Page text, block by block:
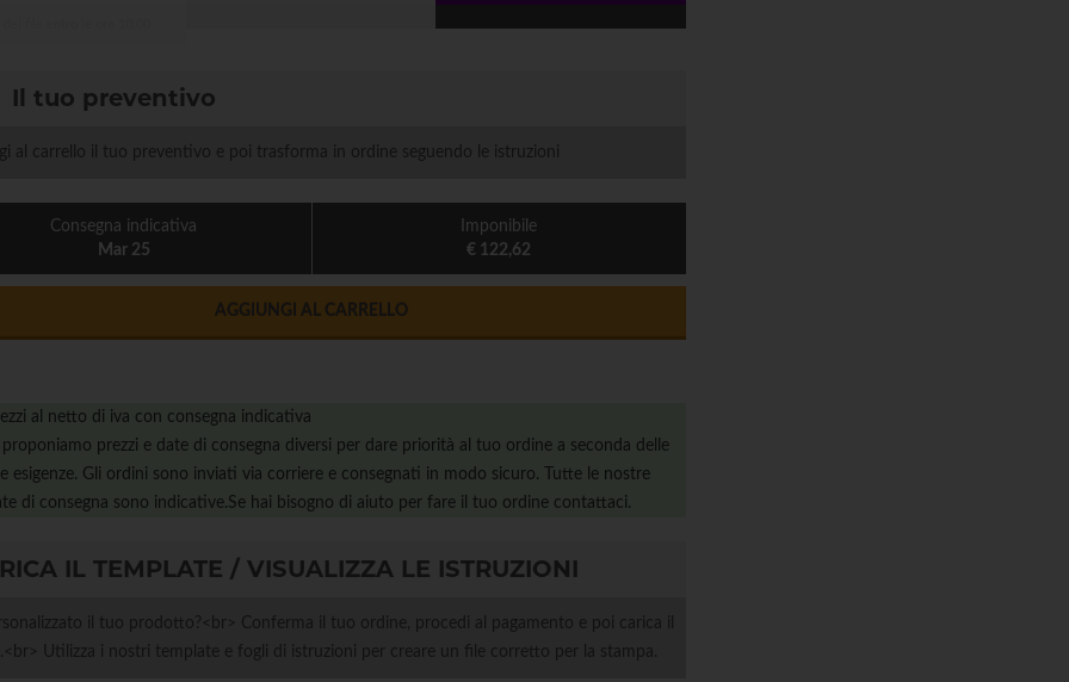
Il tuo preventivo
al carrello il tuo preventivo e poi trasforma in ordine seguendo le istruzioni
Consegna indicativa
Mar 25
Imponibile
€ 122,62
AGGIUNGI AL CARRELLO
al netto di iva con consegna indicativa
proponiamo prezzi e date di consegna diversi per dare priorità al tuo ordine a seconda delle
esigenze. Gli ordini sono inviati via corriere e consegnati in modo sicuro. Tutte le nostre
di consegna sono indicative.Se hai bisogno di aiuto per fare il tuo ordine contattaci.
IL TEMPLATE / VISUALIZZA LE ISTRUZIONI
il tuo prodotto?<br> Conferma il tuo ordine, procedi al pagamento e poi carica il
Utilizza i nostri template e fogli di istruzioni per creare un file corretto per la stampa.